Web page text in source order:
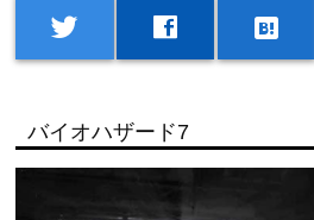
twitter facebook hatenabookmark
バイオハザード7